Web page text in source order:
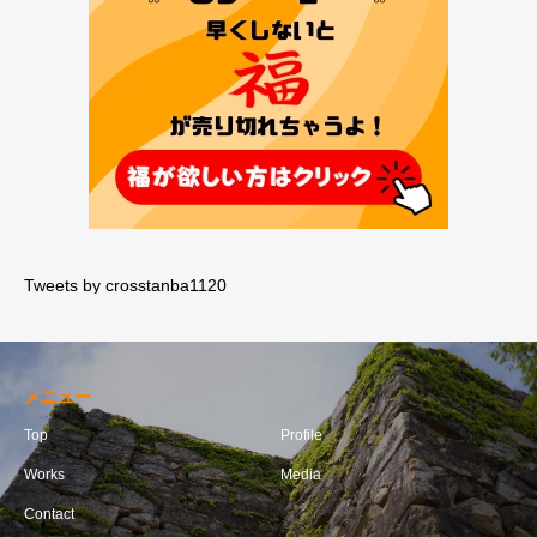
Tweets by crosstanba1120
メニュー
Top Profile
Works Media
Contact